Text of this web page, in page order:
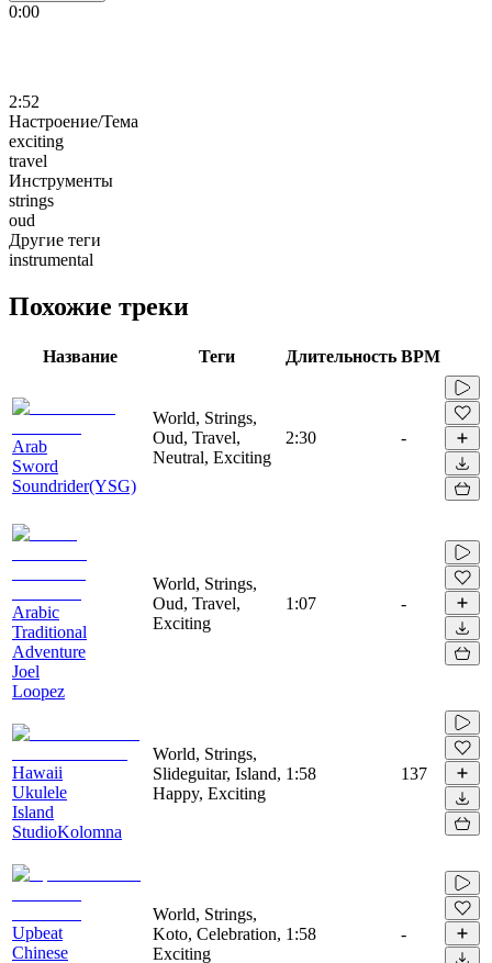
0:00
2:52
Настроение/Тема
exciting
travel
Инструменты
strings
oud
Другие теги
instrumental
Похожие треки
Название Теги Длительность BPM
Arab
Sword
Soundrider(YSG)
World, Strings,
Oud, Travel,
Neutral, Exciting
2:30 -
Arabic
Traditional
Adventure
Joel
Loopez
World, Strings,
Oud, Travel,
Exciting
1:07 -
Hawaii
Ukulele
Island
StudioKolomna
World, Strings,
Slideguitar, Island,
Happy, Exciting
1:58 137
Upbeat
Chinese
World, Strings,
Koto, Celebration,
Exciting
1:58 -